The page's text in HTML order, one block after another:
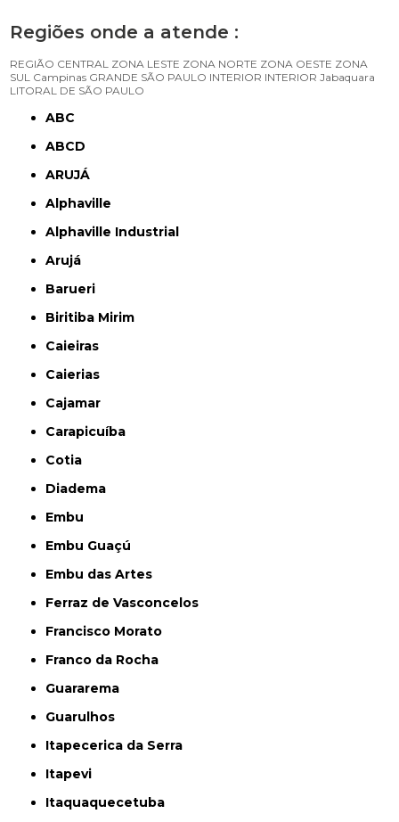
Regiões onde a atende :
REGIÃO CENTRAL ZONA LESTE ZONA NORTE ZONA OESTE ZONA
SUL Campinas GRANDE SÃO PAULO INTERIOR INTERIOR Jabaquara
LITORAL DE SÃO PAULO
ABC
ABCD
ARUJÁ
Alphaville
Alphaville Industrial
Arujá
Barueri
Biritiba Mirim
Caieiras
Caierias
Cajamar
Carapicuíba
Cotia
Diadema
Embu
Embu Guaçú
Embu das Artes
Ferraz de Vasconcelos
Francisco Morato
Franco da Rocha
Guararema
Guarulhos
Itapecerica da Serra
Itapevi
Itaquaquecetuba